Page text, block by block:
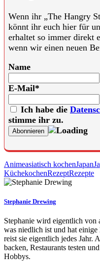
Wenn ihr „The Hangry
könnt ihr euch hier für
erhaltet so immer direkt
wenn wir einen neuen
Name
E-Mail*
Ich habe die
stimme ihr zu.
Animeasiatisch kochenJapan
KüchekochenRezeptRezepte
Stephanie Drewing
Stephanie wird eigentlich von
was niedlich ist und hat
reist sie eigentlich jedes Jahr.
backen, Restaurants testen
Hobbys.